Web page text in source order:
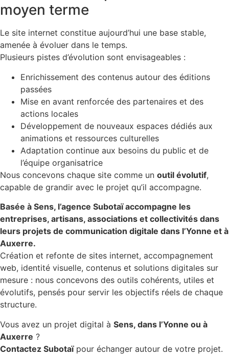
moyen terme
Le site internet constitue aujourd’hui une base stable,
amenée à évoluer dans le temps.
Plusieurs pistes d’évolution sont envisageables :
Enrichissement des contenus autour des éditions
passées
Mise en avant renforcée des partenaires et des
actions locales
Développement de nouveaux espaces dédiés aux
animations et ressources culturelles
Adaptation continue aux besoins du public et de
l’équipe organisatrice
Nous concevons chaque site comme un outil évolutif,
capable de grandir avec le projet qu’il accompagne.
Basée à Sens, l’agence Subotaï accompagne les
entreprises, artisans, associations et collectivités dans
leurs projets de communication digitale dans l’Yonne et à
Auxerre.
Création et refonte de sites internet, accompagnement
web, identité visuelle, contenus et solutions digitales sur
mesure : nous concevons des outils cohérents, utiles et
évolutifs, pensés pour servir les objectifs réels de chaque
structure.
Vous avez un projet digital à Sens, dans l’Yonne ou à
Auxerre ?
Contactez Subotaïpour échanger autour de votre projet.